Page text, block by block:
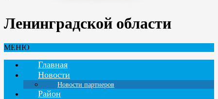
Ленинградской области
МЕНЮ
Главная
Новости
Новости партнеров
Район